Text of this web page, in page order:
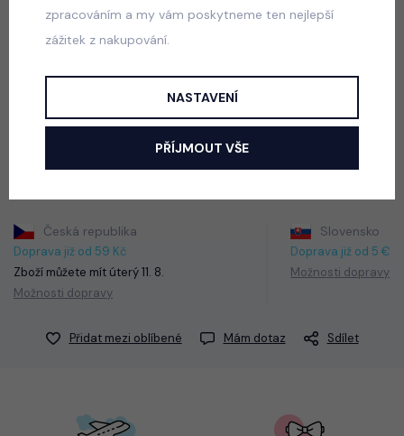
Letní šaty s motivem Roblox.
Česká republika
Doprava již od 59 Kč
Zboží můžete mít úterý 11. 8.
Možnosti dopravy
Slovensko
Doprava již od 5 €
Možnosti dopravy
Přidat mezi oblíbené Mám dotaz Sdílet
zpracováním a my vám poskytneme ten nejlepší
zážitek z nakupování.
NASTAVENÍ
PŘÍJMOUT VŠE